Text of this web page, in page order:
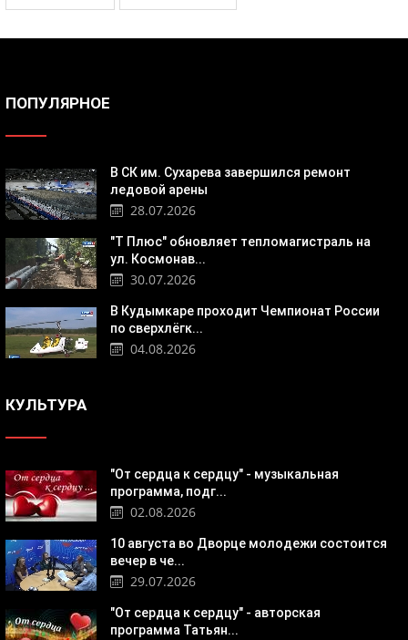
ПОПУЛЯРНОЕ
В СК им. Сухарева завершился ремонт
ледовой арены
28.07.2026
"Т Плюс" обновляет тепломагистраль на
ул. Космонав...
30.07.2026
В Кудымкаре проходит Чемпионат России
по сверхлёгк...
04.08.2026
КУЛЬТУРА
"От сердца к сердцу" - музыкальная
программа, подг...
02.08.2026
10 августа во Дворце молодежи состоится
вечер в че...
29.07.2026
"От сердца к сердцу" - авторская
программа Татьян...